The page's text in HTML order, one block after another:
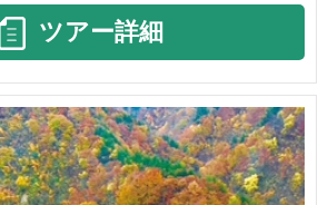
ツアー詳細